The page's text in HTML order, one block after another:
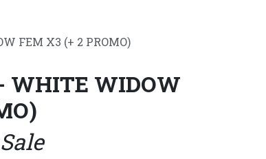
FEM X3 (+ 2 PROMO)
WHITE WIDOW